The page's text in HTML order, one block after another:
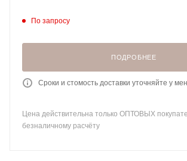
По запросу
ПОДРОБНЕЕ
Сроки и стомость доставки уточняйте у
Цена действительна только ОПТОВЫХ
безналичному расчёту